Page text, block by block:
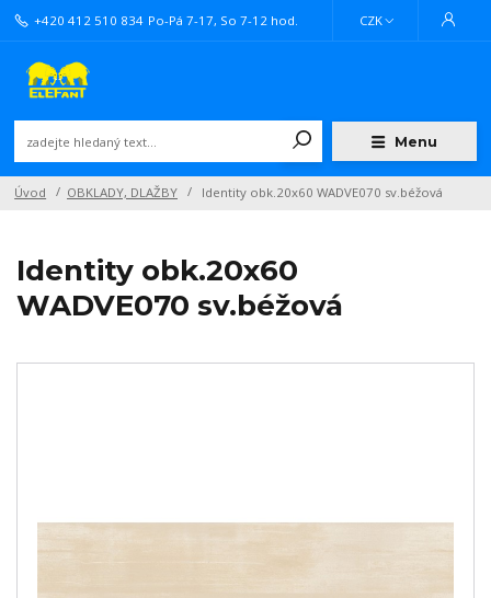
Menu
CZK
+420 412 510 834 Po-Pá 7-17, So 7-12 hod.
Úvod OBKLADY, DLAŽBY Identity obk.20x60 WADVE070 sv.béžová
Identity obk.20x60
WADVE070 sv.béžová